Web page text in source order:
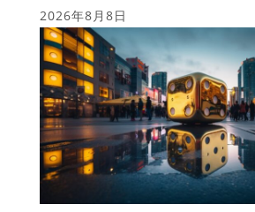
2026年8月8日